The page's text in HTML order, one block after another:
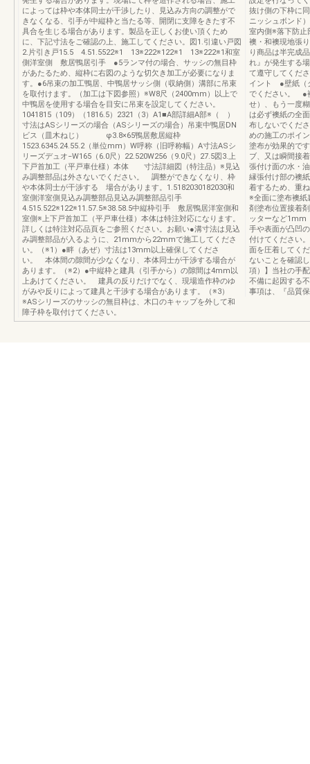
によっては枠や本体同士が干渉したり、見込み方向の調整がで
きなくなる、引手が中縦枠と当たる等、開閉に支障をきたす不
具合を生じる場合があります。製品を正しくお使い頂くため
に、下記寸法をご確認の上、施工してください。図1.引違い戸図
2.片引き戸15.5 4.51.5522※1 13※222※122※1 13※222※1和室
側洋室側 敷居鴨居引手 ●5ランマ付の場合、サッシの無目枠
があたるため、縦枠に右図のような切欠き加工が必要になりま
す。●6吊束の加工鴨居、中鴨居サッシ側（収納側）溝部に吊束
を取付けます。（加工は下図参照）※W8尺（2400mm）以上で
中鴨居を使用する場合を目安に吊束を設定してください。
1041815（109）（1816.5）2321（3）A1■A部詳細A部※（ ）
寸法はASシリーズの場合（ASシリーズの場合）吊束中鴨居DN
ビス（皿木ねじ） φ3.8×65鴨居敷居縦枠
1523.6345.24.55.2（単位mm）W呼称（旧呼称幅）A寸法ASシ
リーズデュオ−W165（6.0尺）22.520W256（9.0尺）27.5図3.上
下戸首加工（平戸車仕様）本体 寸法詳細図（特注品）※見込
み調整部品は外さないでください。 調整ができなくなり、枠
や本体同士が干渉する 場合があります。1.5182030182030和
室側洋室側見込み調整部品見込み調整部品引手
4.515.522※122※11.57.5※38.58.5中縦枠引手 敷居鴨居洋室側和
室側※上下戸首加工（平戸車仕様）本体は特注対応になります。
詳しくは特注対応品頁をご参照ください。お願い●溝寸法は見込
み調整部品が入るように、21mmから22mmで施工してくださ
い。（※1）●畔（あぜ）寸法は13mm以上確保してくださ
い。 本体間の隙間が少なくなり、本体同士が干渉する場合が
あります。（※2）●中縦枠と建具（引手から）の隙間は4mm以
上あけてください。 建具の反りだけでなく、現場造作枠のゆ
がみや反りによって建具と干渉する場合があります。（※3）
※ASシリーズのサッシの無目枠は、木口のキャップを外して和
障子枠を取付けてください。
抜け側の下枠に
ニッシュボンド
室内側※落下防
襖・和襖現地張
り商品は半完成
れ』が発生する
て遵守してくだ
イント ●壁紙（
でください。 ●
せ）、もう一度
は必ず襖紙の全
布しないでくだ
めの施工のポイ
塗布が効果的で
ブ、又は瞬間
張付け面の水・
縁張付け部の襖
着するため、重
※全面に塗布襖紙
剤塗布位置接着
ッターなど1mm
手や表面が凸凹
付けてください
面を圧着してく
ないことを確認
項）】当社の手
不備に起因する
事項は、『品質